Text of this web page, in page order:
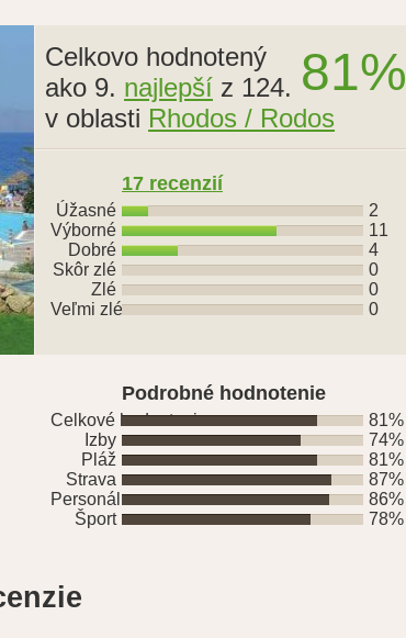
81%
Celkovo hodnotený
ako 9. najlepší z 124.
v oblasti Rhodos / Rodos
17 recenzií
Úžasné
2
Výborné
11
Dobré
4
Skôr zlé
0
Zlé
0
Veľmi zlé
0
Podrobné hodnotenie
Celkové hodnotenie
81%
Izby
74%
Pláž
81%
Strava
87%
Personál
86%
Šport
78%